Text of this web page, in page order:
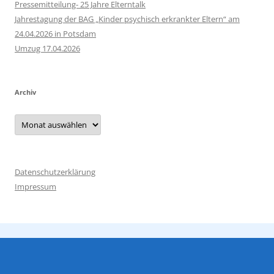
Pressemitteilung- 25 Jahre Elterntalk
Jahrestagung der BAG „Kinder psychisch erkrankter Eltern“ am
24.04.2026 in Potsdam
Umzug 17.04.2026
Archiv
Archiv
Datenschutzerklärung
Impressum